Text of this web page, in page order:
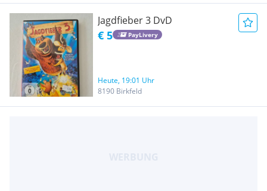
Jagdfieber 3 DvD
€ 5 PayLivery
Heute, 19:01 Uhr
8190 Birkfeld